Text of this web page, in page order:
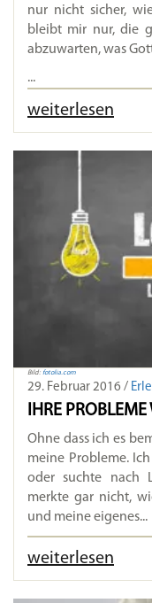
nur nicht sicher,
bleibt mir nur, die
abzuwarten, was
...
weiterlesen
Bild: fotolia.com
29. Februar 2016 /
IHRE
Ohne dass ich es
meine Probleme.
oder suchte nach
merkte gar nicht,
und meine eigenes...
weiterlesen